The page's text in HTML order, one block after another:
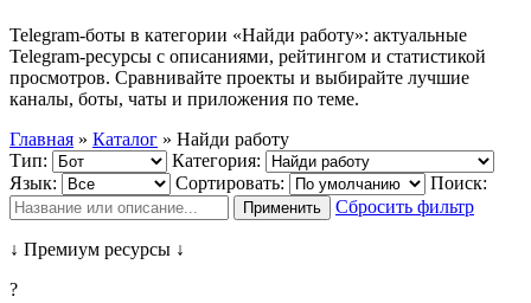
Telegram-боты в категории «Найди работу»: актуальные
Telegram-ресурсы с описаниями, рейтингом и статистикой
просмотров. Сравнивайте проекты и выбирайте лучшие
каналы, боты, чаты и приложения по теме.
Главная » Каталог » Найди работу
Тип:
Категория:
Язык:
Сортировать: Поиск:
Применить Сбросить фильтр
↓ Премиум ресурсы ↓
?